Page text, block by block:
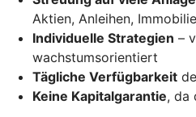
Aktien, Anleihen,
Individuelle Strategien –
wachstumsorientiert
Tägliche Verfügbarkeit
Keine Kapitalgarantie, da